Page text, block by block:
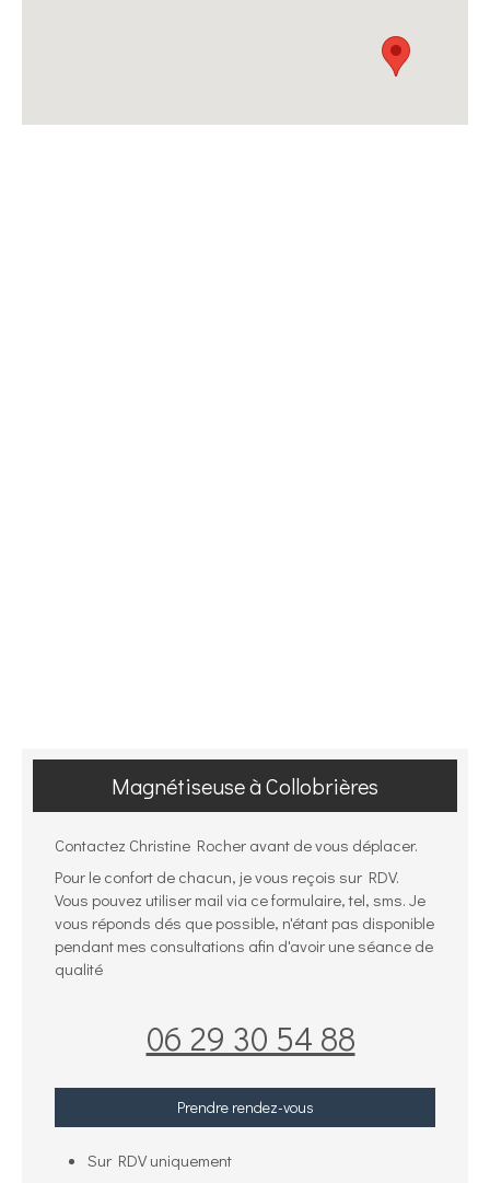
Magnétiseuse à Collobrières
Contactez Christine Rocher avant de vous déplacer.
Pour le confort de chacun, je vous reçois sur RDV.
Vous pouvez utiliser mail via ce formulaire, tel, sms. Je
vous réponds dés que possible, n'étant pas disponible
pendant mes consultations afin d'avoir une séance de
qualité
06 29 30 54 88
Prendre rendez-vous
Sur RDV uniquement